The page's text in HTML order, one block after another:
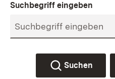
Suchbegriff eingeben
Suchen